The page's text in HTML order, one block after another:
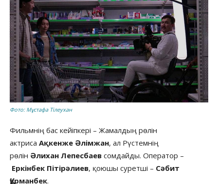
Фото: Мұстафа Тілеухан
Фильмнің бас кейіпкері – Жамалдың рөлін
актриса Ақкенже Әлімжан, ал Рүстемнің
рөлін Әлихан Лепесбаев сомдайды. Оператор –
Еркінбек Пітірәлиев, қоюшы суретші – Сәбит
Құрманбек.